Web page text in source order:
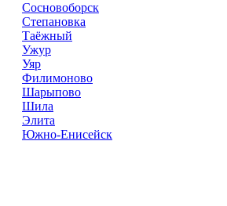
Сосновоборск
Степановка
Таёжный
Ужур
Уяр
Филимоново
Шарыпово
Шила
Элита
Южно-Енисейск